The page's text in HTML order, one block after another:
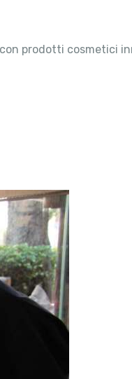
prodotti cosmetici